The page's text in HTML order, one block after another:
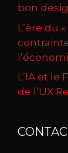
bon
L’ère du
L’IA et le
de l’UX